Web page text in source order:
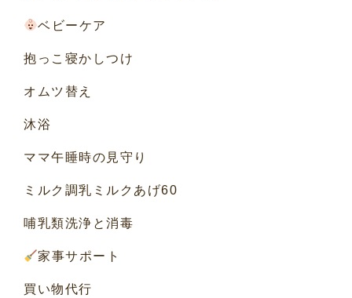
ベビーケア
抱っこ寝かしつけ
オムツ替え
沐浴
ママ午睡時の見守り
ミルク調乳ミルクあげ60
哺乳類洗浄と消毒
家事サポート
買い物代行